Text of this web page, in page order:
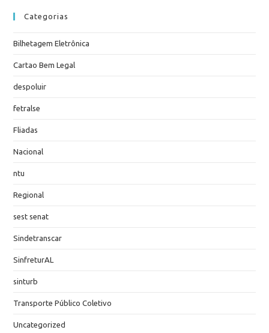
Categorias
Bilhetagem Eletrônica
Cartao Bem Legal
despoluir
fetralse
Fliadas
Nacional
ntu
Regional
sest senat
Sindetranscar
SinfreturAL
sinturb
Transporte Público Coletivo
Uncategorized